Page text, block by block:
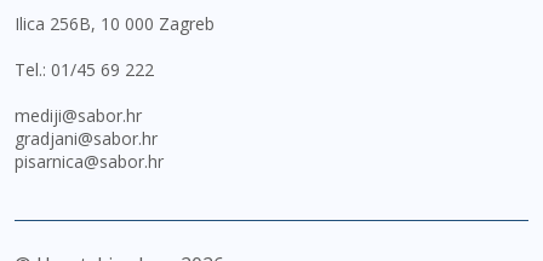
Ilica 256B, 10 000 Zagreb
Tel.: 01/45 69 222
mediji@sabor.hr
gradjani@sabor.hr
pisarnica@sabor.hr